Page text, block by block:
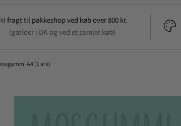
fragt til pakkeshop ved køb over 800 kr.
(gælder i DK og ved et samlet køb)
A4 (1 ark)